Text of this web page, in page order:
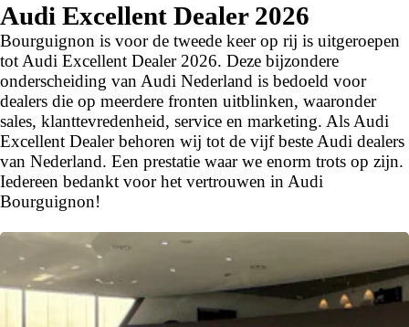
airco (automatisch)
Audi Excellent Dealer 2026
Bourguignon is voor de tweede keer op rij is uitgeroepen
tot Audi Excellent Dealer 2026. Deze bijzondere
onderscheiding van Audi Nederland is bedoeld voor
dealers die op meerdere fronten uitblinken, waaronder
sales, klanttevredenheid, service en marketing. Als Audi
Excellent Dealer behoren wij tot de vijf beste Audi dealers
van Nederland. Een prestatie waar we enorm trots op zijn.
Iedereen bedankt voor het vertrouwen in Audi
Bourguignon!